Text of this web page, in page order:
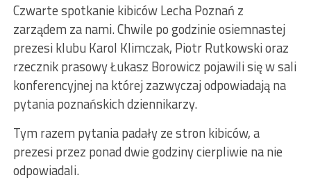
Czwarte spotkanie kibiców Lecha Poznań z
zarządem za nami. Chwile po godzinie osiemnastej
prezesi klubu Karol Klimczak, Piotr Rutkowski oraz
rzecznik prasowy Łukasz Borowicz pojawili się w sali
konferencyjnej na której zazwyczaj odpowiadają na
pytania poznańskich dziennikarzy.
Tym razem pytania padały ze stron kibiców, a
prezesi przez ponad dwie godziny cierpliwie na nie
odpowiadali.